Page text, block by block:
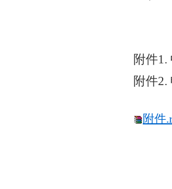
附件1.
附件2.
附件